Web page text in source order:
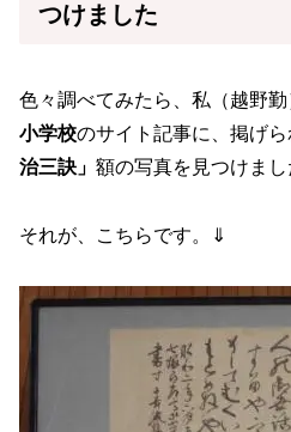
つけました
色々調べてみたら、私（越野
小学校のサイト記事に、掲げら
治三訣」 額の写真を見つけまし
それが、こちらです。⇓